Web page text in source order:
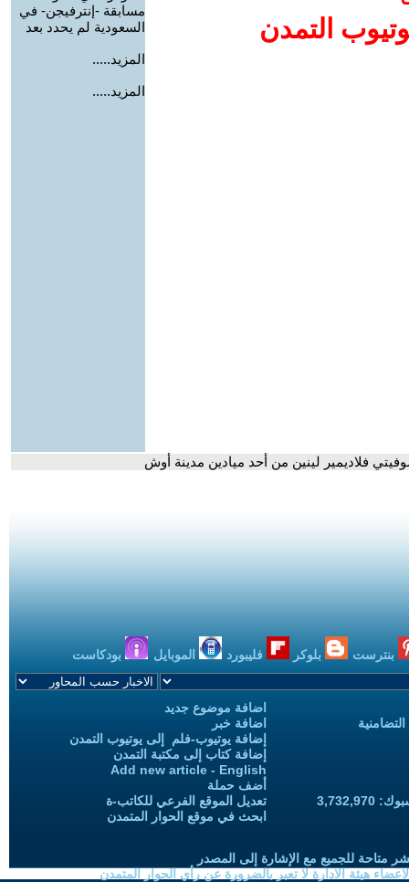
التمدن
مسابقة -إنترفيجن- في
السعودية لم يحدد بعد
المزيد.....
المزيد.....
فلاديمير لينين من أحد ميادين مدينة أوش
بنترست بلوكر فليبورد الموبايل بودكاست
اضافة موضوع جديد
اضافة خبر
إضافة يوتيوب-فلم إلى يوتيوب التمدن
إضافة كتاب إلى مكتبة التمدن
Add new article - English
أضف حملة
تعديل الموقع الفرعي للكاتب-ة
ابحث في موقع الحوار المتمدن
متاحة للجميع مع الإشارة إلى المصدر
هيئة الادارة لا تعبر بالضرورة عن رأي الحوار المتمدن